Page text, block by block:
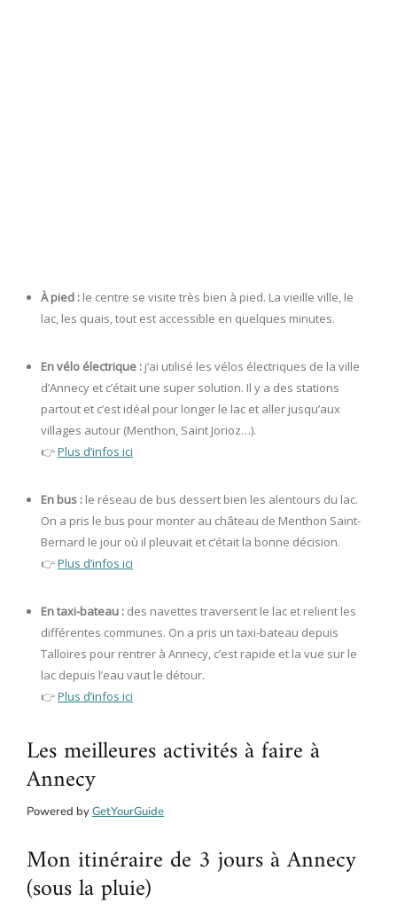
À pied : le centre se visite très bien à pied. La vieille ville, le
lac, les quais, tout est accessible en quelques minutes.
En vélo électrique : j’ai utilisé les vélos électriques de la ville
d’Annecy et c’était une super solution. Il y a des stations
partout et c’est idéal pour longer le lac et aller jusqu’aux
villages autour (Menthon, Saint Jorioz…).
👉Plus d’infos ici
En bus : le réseau de bus dessert bien les alentours du lac.
On a pris le bus pour monter au château de Menthon Saint-
Bernard le jour où il pleuvait et c’était la bonne décision.
👉Plus d’infos ici
En taxi-bateau : des navettes traversent le lac et relient les
différentes communes. On a pris un taxi-bateau depuis
Talloires pour rentrer à Annecy, c’est rapide et la vue sur le
lac depuis l’eau vaut le détour.
👉Plus d’infos ici
Les meilleures activités à faire à
Annecy
Powered byGetYourGuide
Mon itinéraire de 3 jours à Annecy
(sous la pluie)